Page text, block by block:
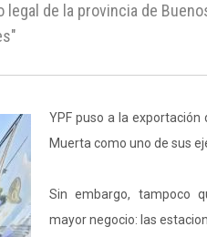
de la provincia de
YPF puso a la
Muerta como uno de sus
Sin embargo, tampoco
mayor negocio: las